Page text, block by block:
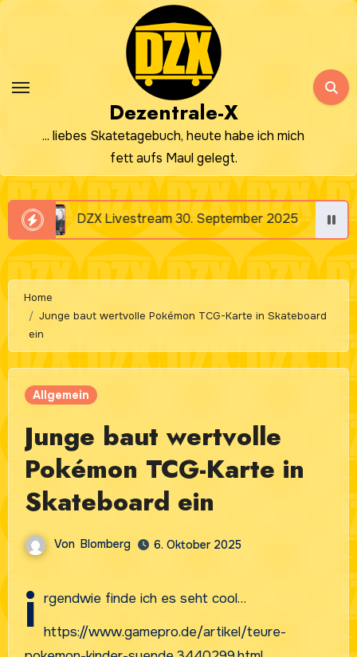
Dezentrale-X
... liebes Skatetagebuch, heute habe ich mich
fett aufs Maul gelegt.
DZX Livestream 30. September 2025 DZX
Home
Junge baut wertvolle Pokémon TCG-Karte in Skateboard
ein
Allgemein
Junge baut wertvolle
Pokémon TCG-Karte in
Skateboard ein
Von Blomberg 6. Oktober 2025
i rgendwie finde ich es seht cool…
https://www.gamepro.de/artikel/teure-